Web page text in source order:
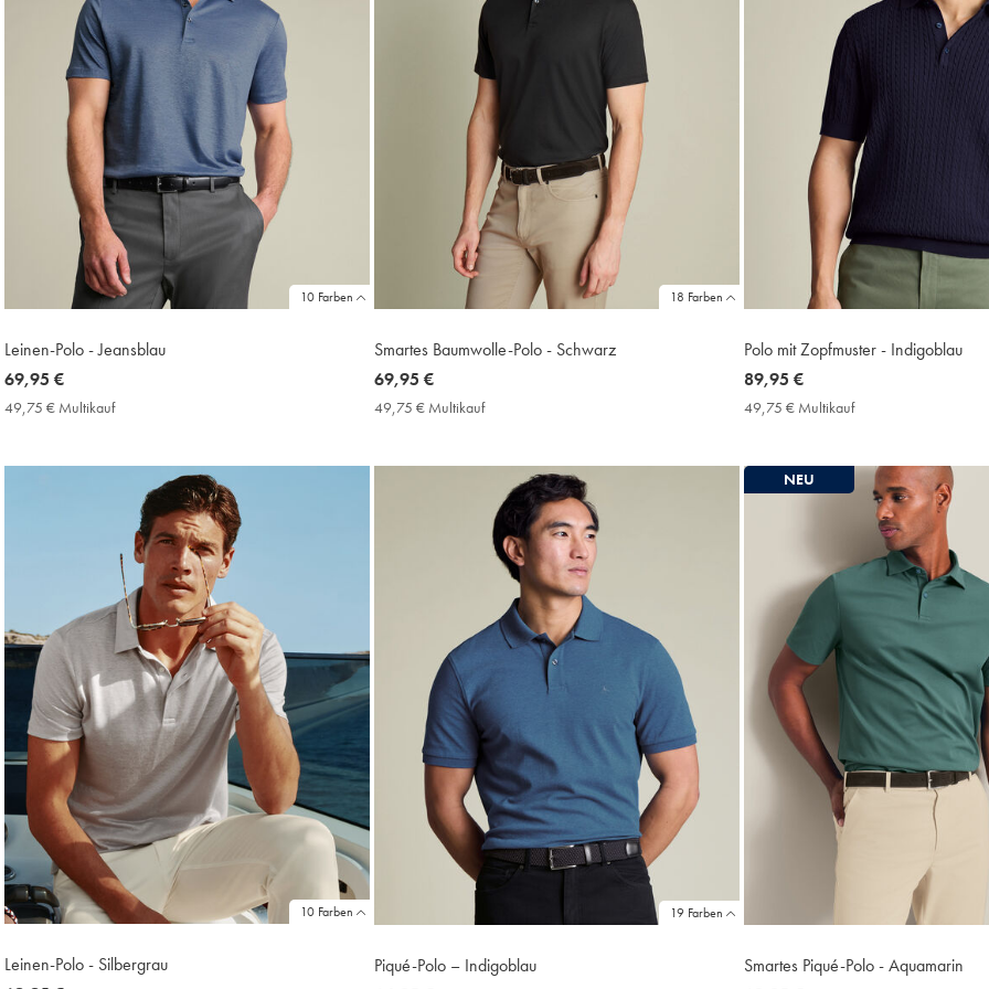
10 Farben
Leinen-Polo - Jeansblau
now
69,95
69,95 €
49,75 € Multikauf49,75
Price
18 Farben
Smartes Baumwolle-Polo - Schwarz
now
69,95
69,95 €
49,75 € Multikauf49,75
Price
Polo mit Zopfmuster - Indigoblau
now
89,95
89,95 €
49,75 € Multikauf49,75
Price
10 Farben
Leinen-Polo - Silbergrau
19 Farben
Piqué-Polo – Indigoblau
NEU
Smartes Piqué-Polo - Aquamarin